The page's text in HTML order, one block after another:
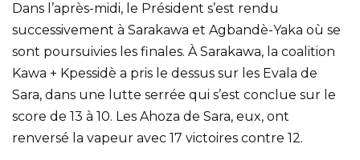
Dans l’après-midi, le Président s’est rendu
successivement à Sarakawa et Agbandè-Yaka où se
sont poursuivies les finales. À Sarakawa, la coalition
Kawa + Kpessidè a pris le dessus sur les Evala de
Sara, dans une lutte serrée qui s’est conclue sur le
score de 13 à 10. Les Ahoza de Sara, eux, ont
renversé la vapeur avec 17 victoires contre 12.